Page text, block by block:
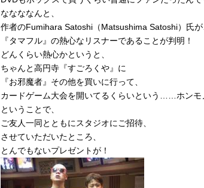
ななななんと、
作者のFumihara Satoshi（Matsushima Satoshi）氏が
『タマフル』の熱心なリスナーであることが判明！
どんくらい熱心かというと、
ちゃんと高円寺『すごろくや』に
『お邪魔者』その他を買いに行って、
カードゲーム大会を開いてるくらいという……ホンモ
ということで、
ご友人一同とともにスタジオにご招待、
させていただいたところ、
とんでもないプレゼントが！